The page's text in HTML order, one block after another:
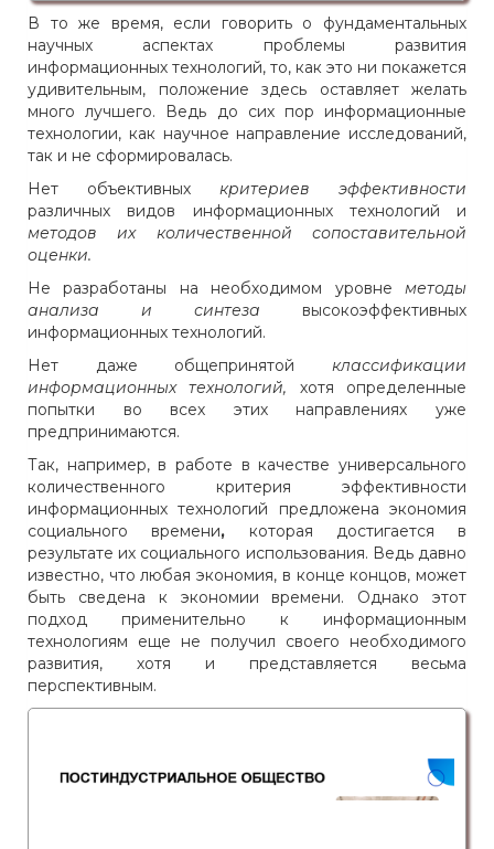
В то же время, если говорить о фундаментальных
научных аспектах проблемы развития
информационных технологий, то, как это ни покажется
удивительным, положение здесь оставляет желать
много лучшего. Ведь до сих пор информационные
технологии, как научное направление исследований,
так и не сформировалась.
Нет объективных критериев эффективности
различных видов информационных технологий и
методов их количественной сопоставительной
оценки.
Не разработаны на необходимом уровне методы
анализа и синтеза
высокоэффективных
информационных технологий.
Нет даже общепринятой классификации
информационных технологий, хотя определенные
попытки во всех этих направлениях уже
предпринимаются.
Так, например, в работе в качестве универсального
количественного критерия эффективности
информационных технологий предложена экономия
социального времени, которая достигается в
результате их социального использования. Ведь давно
известно, что любая экономия, в конце концов, может
быть сведена к экономии времени. Однако этот
подход применительно к информационным
технологиям еще не получил своего необходимого
развития, хотя и представляется весьма
перспективным.